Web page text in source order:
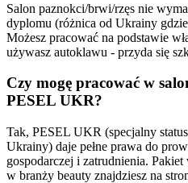
Salon paznokci/brwi/rzęs nie
dyplomu (różnica od Ukrainy
Możesz pracować na podstawie
używasz autoklawu - przyda się
Czy mogę pracować w
PESEL UKR?
Tak, PESEL UKR (specjalny
Ukrainy) daje pełne prawa do
gospodarczej i zatrudnienia.
w branży beauty znajdziesz na